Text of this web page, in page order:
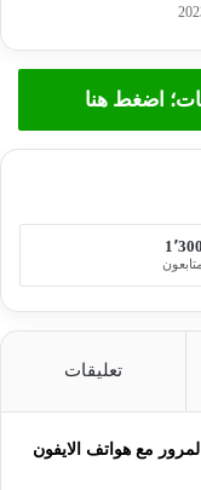
اضغط هنا
1٬300
متابعون
تعليقات
مع هواتف الايفون